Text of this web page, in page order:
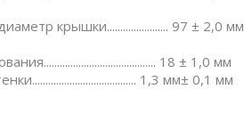
крышки....................... 97 ± 2,0 мм
18 ± 1,0 мм
1,3 мм± 0,1 мм